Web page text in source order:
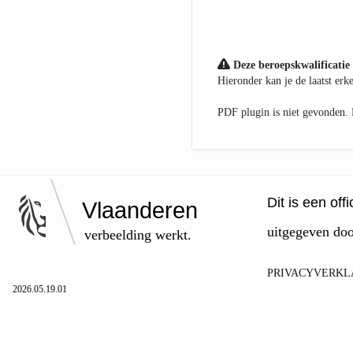
Deze beroepskwalificatie
Hieronder kan je de laatst
PDF plugin is niet gevonden.
Vlaanderen
verbeelding werkt.
Dit is een
uitgegeven
2026.05.19.01